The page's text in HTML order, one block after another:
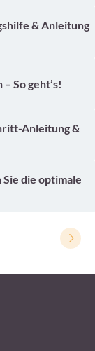
& Anleitung
So geht’s!
Anleitung &
die optimale